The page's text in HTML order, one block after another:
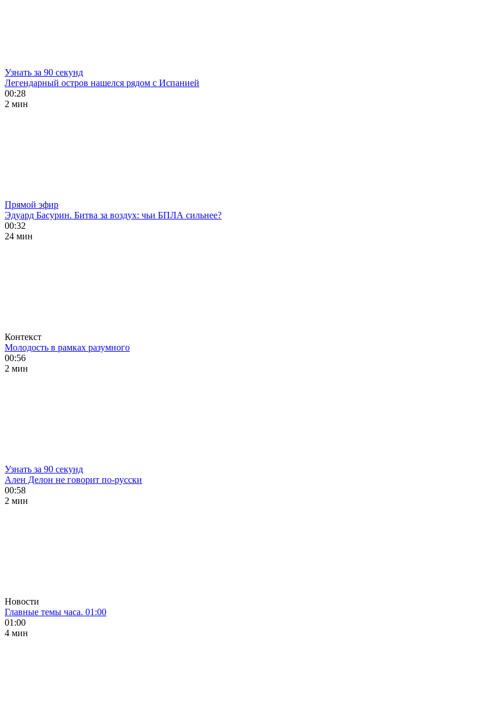
Узнать за 90 секунд
Легендарный остров нашелся рядом с Испанией
00:28
2 мин
Прямой эфир
Эдуард Басурин. Битва за воздух: чьи БПЛА сильнее?
00:32
24 мин
Контекст
Молодость в рамках разумного
00:56
2 мин
Узнать за 90 секунд
Ален Делон не говорит по-русски
00:58
2 мин
Новости
Главные темы часа. 01:00
01:00
4 мин